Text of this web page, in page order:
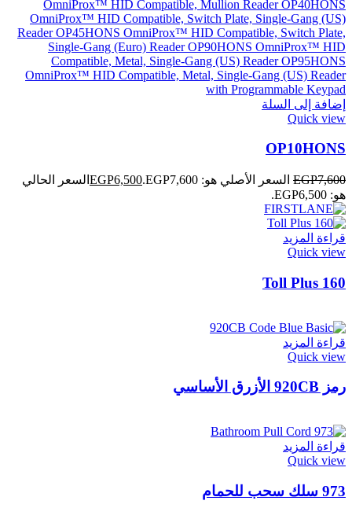
إضافة إلى السلة
Quick view
OP10HONS
EGP7,600 السعر الأصلي هو: EGP7,600. EGP6,500
السعر الحالي
هو: EGP6,500.
قراءة المزيد
Quick view
Toll Plus 160
قراءة المزيد
Quick view
رمز 920CB الأزرق الأساسي
قراءة المزيد
Quick view
973 سلك سحب للحمام